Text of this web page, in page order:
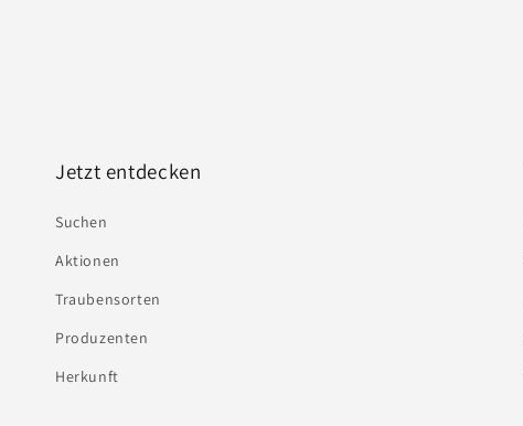
Jetzt entdecken
Suchen
Aktionen
Traubensorten
Produzenten
Herkunft